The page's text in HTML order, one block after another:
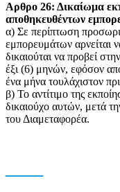
Αρθρο 26: Δικαίωμα
αποθηκευθέντων
α) Σε περίπτωση
εμπορευμάτων αρνείται
δικαιούται να προβεί
έξι (6) μηνών, εφόσον
ένα μήνα τουλάχιστον
β) Το αντίτιμο της
δικαιούχο αυτών, μετά
του Διαμεταφορέα.